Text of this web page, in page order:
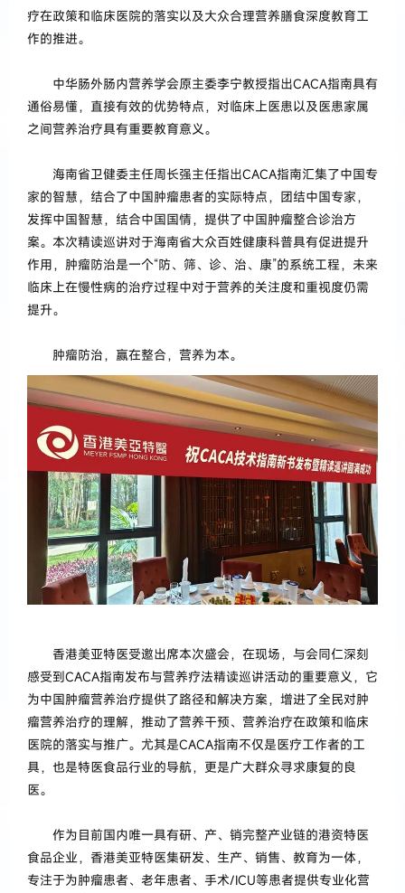
疗在政策和临床医院的落实以及大众合理营养膳食深度教育工
作的推进。
中华肠外肠内营养学会原主委李宁教授指出CACA指南具有
通俗易懂，直接有效的优势特点，对临床上医患以及医患家属
之间营养治疗具有重要教育意义。
海南省卫健委主任周长强主任指出CACA指南汇集了中国专
家的智慧，结合了中国肿瘤患者的实际特点，团结中国专家，
发挥中国智慧，结合中国国情，提供了中国肿瘤整合诊治方
案。本次精读巡讲对于海南省大众百姓健康科普具有促进提升
作用，肿瘤防治是一个“防、筛、诊、治、康”的系统工程，未来
临床上在慢性病的治疗过程中对于营养的关注度和重视度仍需
提升。
肿瘤防治，赢在整合，营养为本。
香港美亚特医受邀出席本次盛会，在现场，与会同仁深刻
感受到CACA指南发布与营养疗法精读巡讲活动的重要意义，它
为中国肿瘤营养治疗提供了路径和解决方案，增进了全民对肿
瘤营养治疗的理解，推动了营养干预、营养治疗在政策和临床
医院的落实与推广。尤其是CACA指南不仅是医疗工作者的工
具，也是特医食品行业的导航，更是广大群众寻求康复的良
医。
作为目前国内唯一具有研、产、销完整产业链的港资特医
食品企业，香港美亚特医集研发、生产、销售、教育为一体，
专注于为肿瘤患者、老年患者、手术/ICU等患者提供专业化营